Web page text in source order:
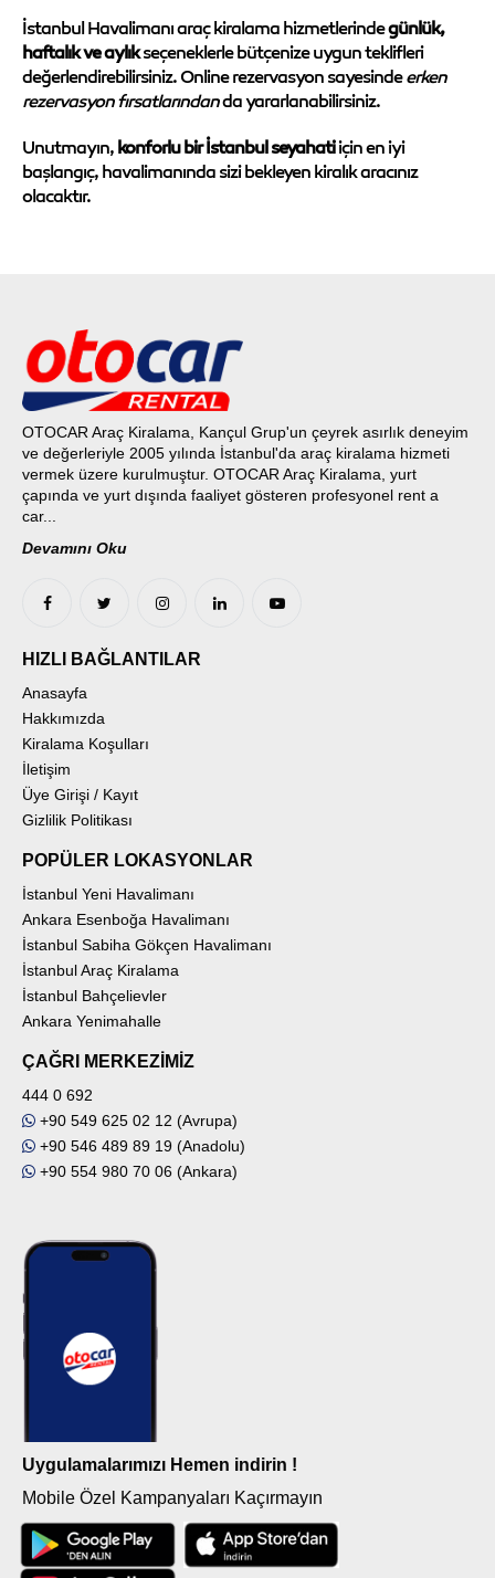
İstanbul Havalimanı araç kiralama hizmetlerindegünlük,
haftalık ve aylıkseçeneklerle bütçenize uygun teklifleri
değerlendirebilirsiniz. Online rezervasyon sayesindeerken
rezervasyon fırsatlarındanda yararlanabilirsiniz.
Unutmayın,konforlu bir İstanbul seyahatiiçin en iyi
başlangıç, havalimanında sizi bekleyen kiralık aracınız
olacaktır.
OTOCAR Araç Kiralama, Kançul Grup'un çeyrek asırlık deneyim
ve değerleriyle 2005 yılında İstanbul'da araç kiralama hizmeti
vermek üzere kurulmuştur. OTOCAR Araç Kiralama, yurt
çapında ve yurt dışında faaliyet gösteren profesyonel rent a
car...
Devamını Oku
HIZLI BAĞLANTILAR
Anasayfa
Hakkımızda
Kiralama Koşulları
İletişim
Üye Girişi / Kayıt
Gizlilik Politikası
POPÜLER LOKASYONLAR
İstanbul Yeni Havalimanı
Ankara Esenboğa Havalimanı
İstanbul Sabiha Gökçen Havalimanı
İstanbul Araç Kiralama
İstanbul Bahçelievler
Ankara Yenimahalle
ÇAĞRI MERKEZİMİZ
444 0 692
+90 549 625 02 12 (Avrupa)
+90 546 489 89 19 (Anadolu)
+90 554 980 70 06 (Ankara)
Uygulamalarımızı Hemen indirin !
Mobile Özel Kampanyaları Kaçırmayın